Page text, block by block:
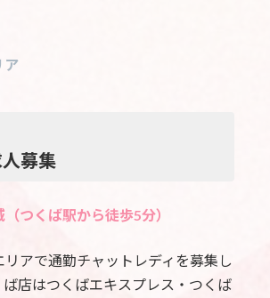
ア
募集
つくば駅から徒歩5分）
リアで通勤チャットレディを募集し
ば店はつくばエキスプレス・つくば